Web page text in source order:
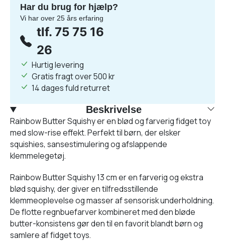
Har du brug for hjælp?
Vi har over 25 års erfaring
tlf. 75 75 16
26
Hurtig levering
Gratis fragt over 500 kr
14 dages fuld returret
Beskrivelse
Rainbow Butter Squishy er en blød og farverig fidget toy
med slow-rise effekt. Perfekt til børn, der elsker
squishies, sansestimulering og afslappende
klemmelegetøj.
Rainbow Butter Squishy 13 cm er en farverig og ekstra
blød squishy, der giver en tilfredsstillende
klemmeoplevelse og masser af sensorisk underholdning.
De flotte regnbuefarver kombineret med den bløde
butter-konsistens gør den til en favorit blandt børn og
samlere af fidget toys.